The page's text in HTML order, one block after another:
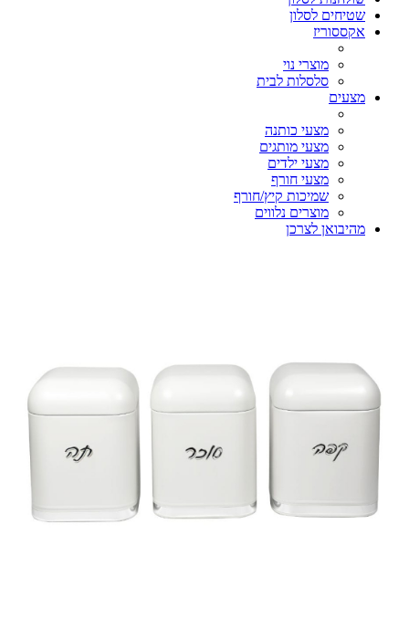
שטיחים לסלון
אקססוריז
מוצרי נוי
סלסלות לבית
מצעים
מצעי כותנה
מצעי מותגים
מצעי ילדים
מצעי חורף
שמיכות קיץ/חורף
מוצרים נלווים
מהיבואן לצרכן